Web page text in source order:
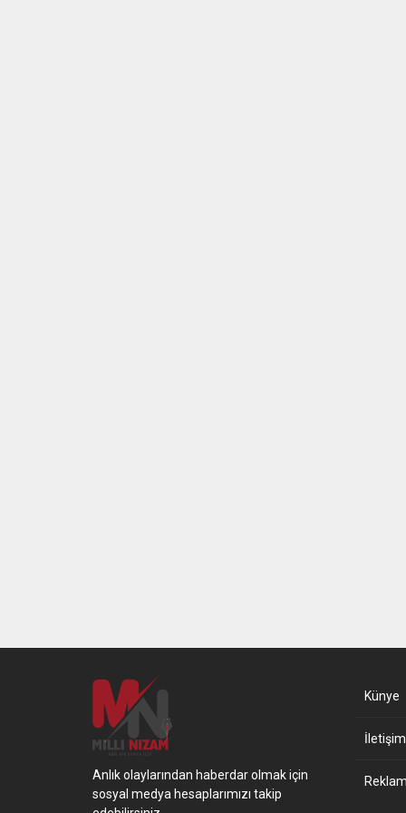
Anlık olaylarından haberdar olmak için
sosyal medya hesaplarımızı takip
Künye
İletişim